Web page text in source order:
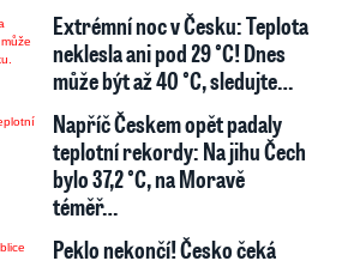
Extrémní noc v Česku: Teplota
neklesla ani pod 29 °C! Dnes
může být až 40 °C, sledujte…
Napříč Českem opět padaly
teplotní rekordy: Na jihu Čech
bylo 37,2 °C, na Moravě
téměř…
Peklo nekončí! Česko čeká